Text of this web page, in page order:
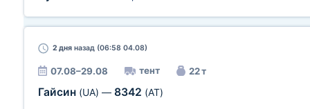
2 дня назад (06:58 04.08)
07.08–29.08 тент 22 т
Гайсин (UA) — 8342 (AT)